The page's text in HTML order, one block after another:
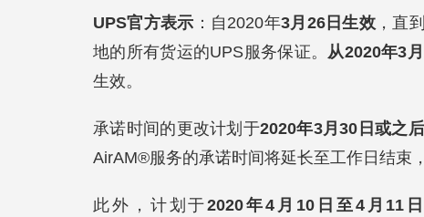
UPS官方表示 ：自2020年3月26日生效 ，直
地的所有货运的UPS服务保证。 从2020年3
生效。
承诺时间的更改计划于2020年3月30日或之后
AirAM®服务的承诺时间将延长至工作日结束
此外，计划于2020年4月10日至4月11